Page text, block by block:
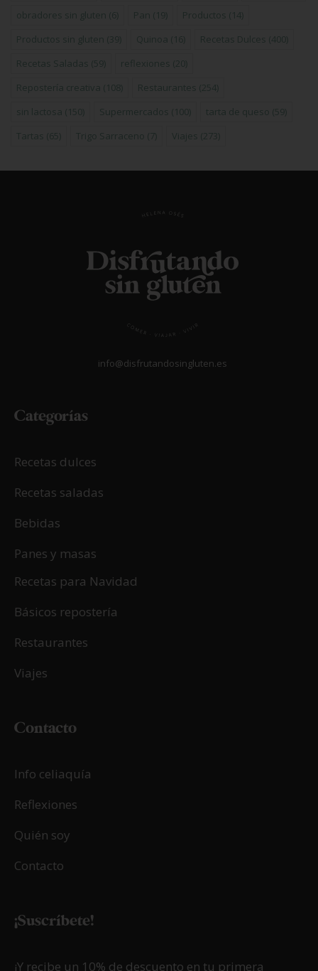
obradores sin gluten (6) Pan (19) Productos (14)
Productos sin gluten (39) Quinoa (16) Recetas Dulces (400)
Recetas Saladas (59) reflexiones (20)
Repostería creativa (108) Restaurantes (254)
sin lactosa (150) Supermercados (100) tarta de queso (59)
Tartas (65) Trigo Sarraceno (7) Viajes (273)
info@disfrutandosingluten.es
Categorías
Recetas dulces
Recetas saladas
Bebidas
Panes y masas
Recetas para Navidad
Básicos repostería
Restaurantes
Viajes
Contacto
Info celiaquía
Reflexiones
Quién soy
Contacto
¡Suscríbete!
¡Y recibe un 10% de descuento en tu primera